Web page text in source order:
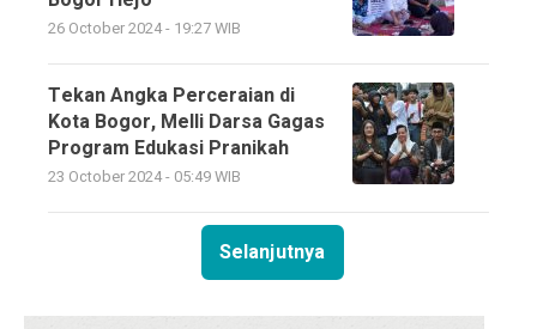
26 October 2024 - 19:27 WIB
Tekan Angka Perceraian di
Kota Bogor, Melli Darsa Gagas
Program Edukasi Pranikah
23 October 2024 - 05:49 WIB
Selanjutnya